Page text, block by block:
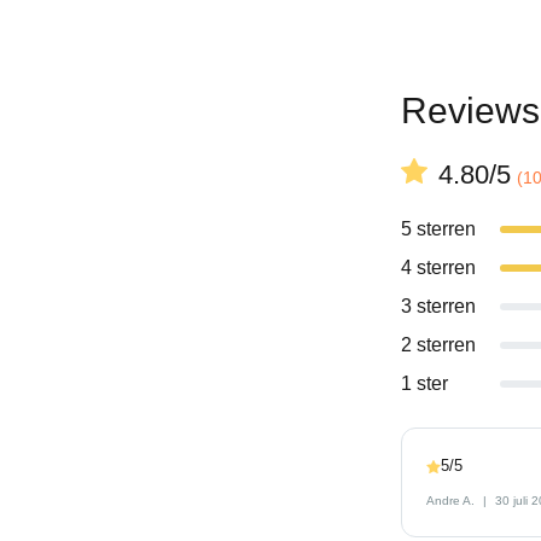
Reviews
4.80/5
5 sterren
4 sterren
3 sterren
2 sterren
1 ster
5/5
Andre A. 30 juli